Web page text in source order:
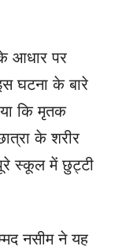
के आधार पर
घटना के बारे
कि मृतक
के शरीर
स्कूल में छुट्टी
नसीम ने यह